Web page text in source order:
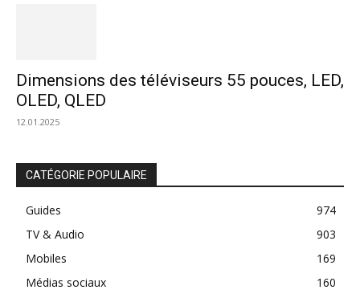
Dimensions des téléviseurs 55 pouces, LED,
OLED, QLED
12.01.2025
CATÉGORIE POPULAIRE
Guides
974
TV & Audio
903
Mobiles
169
Médias sociaux
160